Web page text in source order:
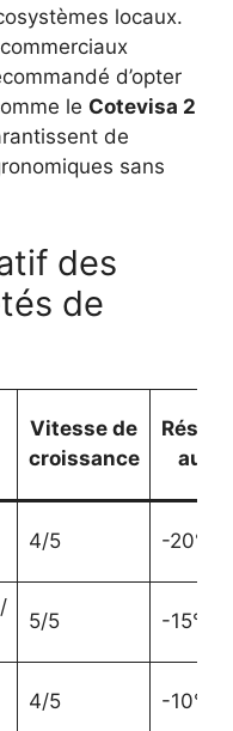
locaux.
d’opter
le Cotevisa 2
de
sans
des
de
Vitesse de
croissance
au
4/5 -20°C
5/5 -15°C
4/5 -10°C